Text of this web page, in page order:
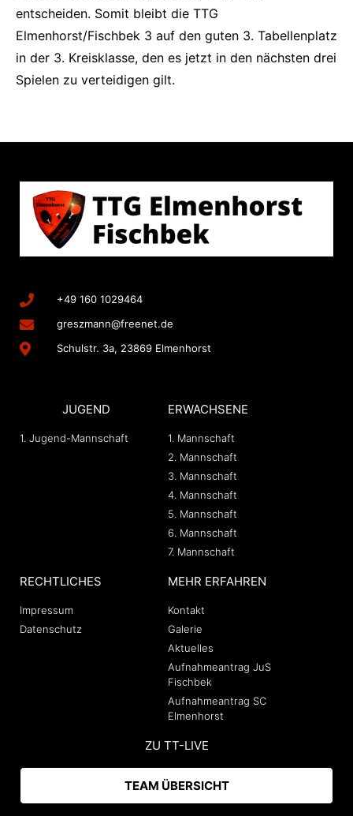
entscheiden. Somit bleibt die TTG
Elmenhorst/Fischbek 3 auf den guten 3. Tabellenplatz
in der 3. Kreisklasse, den es jetzt in den nächsten drei
Spielen zu verteidigen gilt.
+49 160 1029464
greszmann@freenet.de
Schulstr. 3a, 23869 Elmenhorst
JUGEND
1. Jugend-Mannschaft
ERWACHSENE
1. Mannschaft
2. Mannschaft
3. Mannschaft
4. Mannschaft
5. Mannschaft
6. Mannschaft
7. Mannschaft
RECHTLICHES
Impressum
Datenschutz
MEHR ERFAHREN
Kontakt
Galerie
Aktuelles
Aufnahmeantrag JuS
Fischbek
Aufnahmeantrag SC
Elmenhorst
ZU TT-LIVE
TEAM ÜBERSICHT